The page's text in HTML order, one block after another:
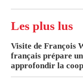
Les plus lus
Visite de François
français prépare
approfondir la